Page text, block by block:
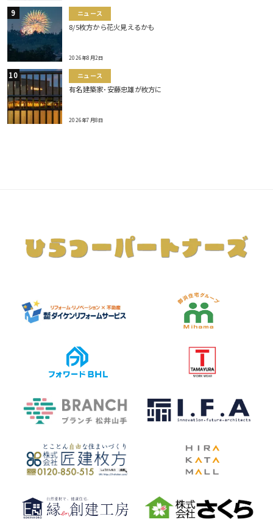
ニュース
8/5枚方から花火見えるかも
2026年8月2日
ニュース
有名建築家･安藤忠雄が枚方に
2026年7月8日